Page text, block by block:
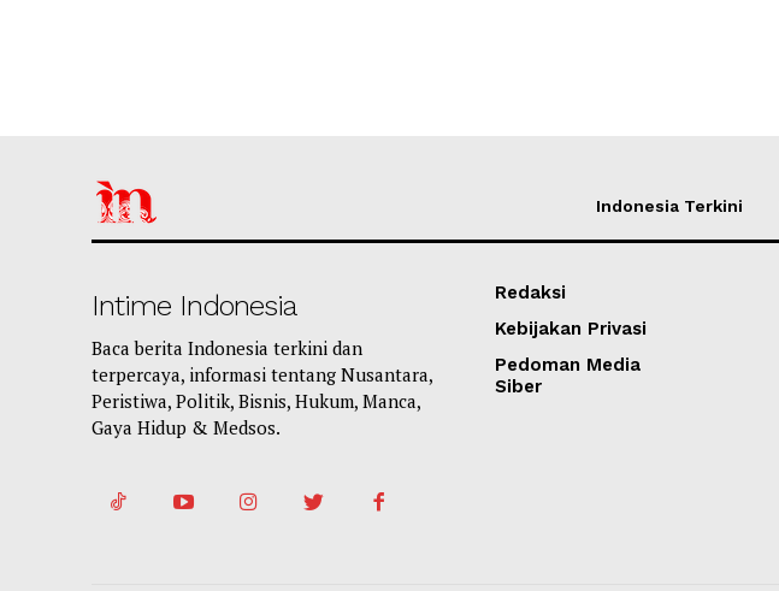
Indonesia Terkini
Intime Indonesia
Baca berita Indonesia terkini dan
terpercaya, informasi tentang Nusantara,
Peristiwa, Politik, Bisnis, Hukum, Manca,
Gaya Hidup & Medsos.
Redaksi
Kebijakan Privasi
Pedoman Media
Siber